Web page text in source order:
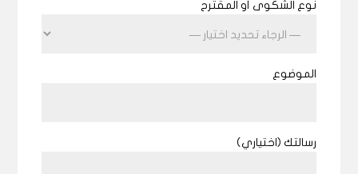
نوع الشكوى أو المقترح
الموضوع
رسالتك (اختياري)